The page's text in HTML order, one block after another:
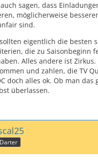
sagen, dass
möglicherweise
sind.
eigentlich die besten
die zu Saisonbeginn
Alles andere ist Zirkus.
und zahlen, die TV
doch alles ok. Ob man
überlassen.